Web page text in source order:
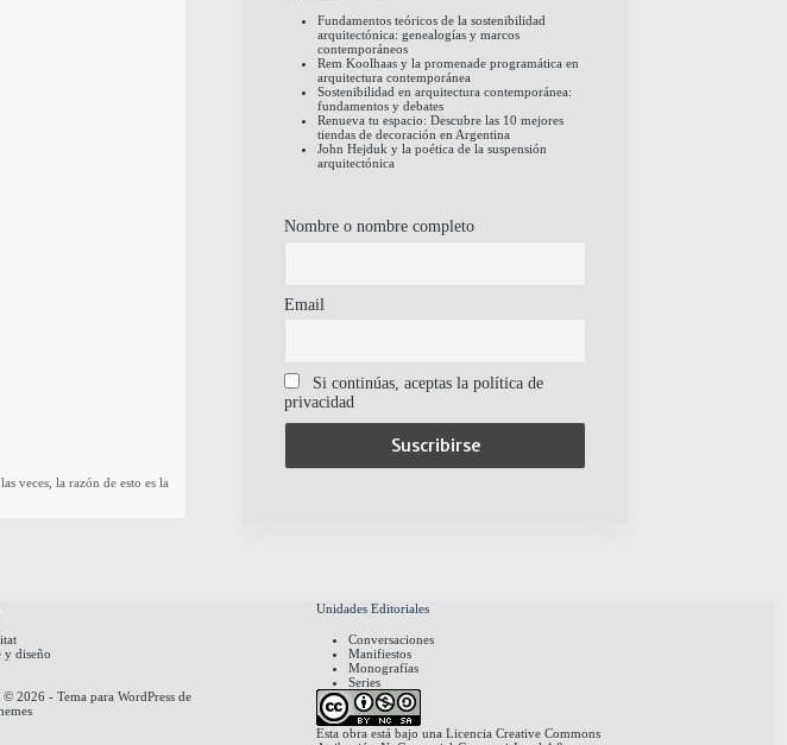
veces, la razón de esto es la
Fundamentos teóricos de la sostenibilidad
arquitectónica: genealogías y marcos
contemporáneos
Rem Koolhaas y la promenade programática en
arquitectura contemporánea
Sostenibilidad en arquitectura contemporánea:
fundamentos y debates
Renueva tu espacio: Descubre las 10 mejores
tiendas de decoración en Argentina
John Hejduk y la poética de la suspensión
arquitectónica
Nombre o nombre completo
Email
Si continúas, aceptas la política de
privacidad
y diseño
Unidades Editoriales
Conversaciones
Manifiestos
Monografías
Series
2026 - Tema para WordPress de
Esta obra está bajo una Licencia Creative Commons